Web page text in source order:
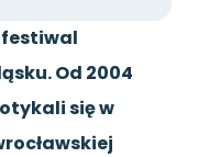
Od 2004
się w